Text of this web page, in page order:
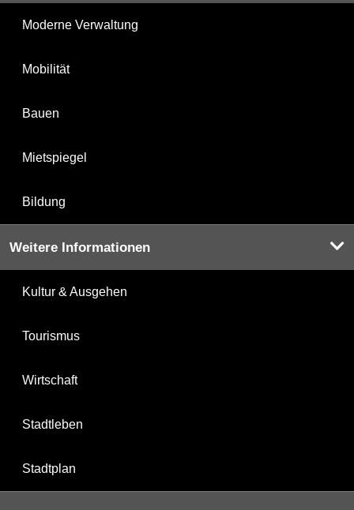
Moderne Verwaltung
Mobilität
Bauen
Mietspiegel
Bildung
Weitere Informationen
Kultur & Ausgehen
Tourismus
Wirtschaft
Stadtleben
Stadtplan